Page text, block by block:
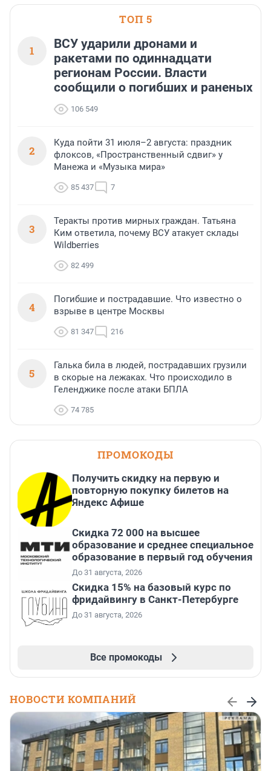
ТОП 5
1
ВСУ ударили дронами и
ракетами по одиннадцати
регионам России. Власти
сообщили о погибших и раненых
106 549
2
Куда пойти 31 июля–2 августа: праздник
флоксов, «Пространственный сдвиг» у
Манежа и «Музыка мира»
85 437 7
3
Теракты против мирных граждан. Татьяна
Ким ответила, почему ВСУ атакует склады
Wildberries
82 499
4
Погибшие и пострадавшие. Что известно о
взрыве в центре Москвы
81 347 216
5
Галька била в людей, пострадавших грузили
в скорые на лежаках. Что происходило в
Геленджике после атаки БПЛА
74 785
ПРОМОКОДЫ
Получить скидку на первую и
повторную покупку билетов на
Яндекс Афише
Скидка 72 000 на высшее
образование и среднее специальное
образование в первый год обучения
До 31 августа, 2026
Скидка 15% на базовый курс по
фридайвингу в Санкт-Петербурге
До 31 августа, 2026
Все промокоды
НОВОСТИ КОМПАНИЙ